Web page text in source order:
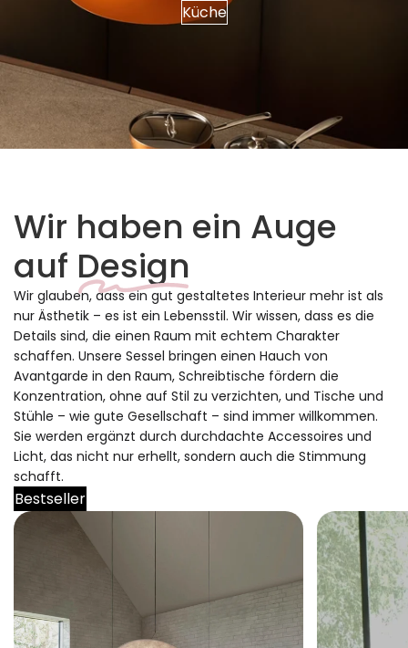
Küche
Wir haben ein Auge
auf Design
Wir glauben, dass ein gut gestaltetes Interieur mehr ist als
nur Ästhetik – es ist ein Lebensstil. Wir wissen, dass es die
Details sind, die einen Raum mit echtem Charakter
schaffen. Unsere Sessel bringen einen Hauch von
Avantgarde in den Raum, Schreibtische fördern die
Konzentration, ohne auf Stil zu verzichten, und Tische und
Stühle – wie gute Gesellschaft – sind immer willkommen.
Sie werden ergänzt durch durchdachte Accessoires und
Licht, das nicht nur erhellt, sondern auch die Stimmung
schafft.
Bestseller